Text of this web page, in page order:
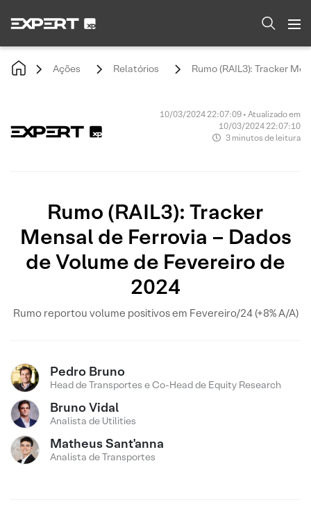
Ações Relatórios Rumo (RAIL3): Tracker
10/03/2024 22:07:09 • Atualizado em
10/03/2024 22:07:10
3 minutos de leitura
Rumo (RAIL3): Tracker
Mensal de Ferrovia – Dados
de Volume de Fevereiro de
2024
Rumo reportou volume positivos em Fevereiro/24 (+8% A/A)
Pedro Bruno
Head de Transportes e Co-Head de Equity Research
Bruno Vidal
Analista de Utilities
Matheus Sant'anna
Analista de Transportes